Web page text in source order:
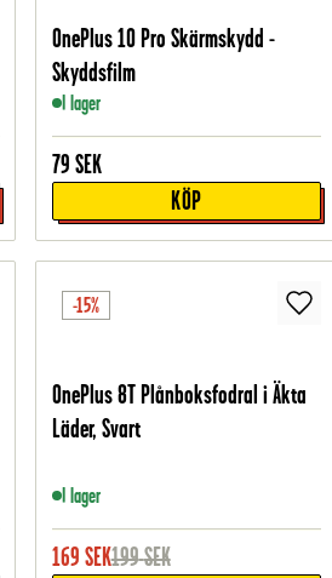
OnePlus 10 Pro Skärmskydd -
Skyddsfilm
I lager
79 SEK
KÖP
-15%
OnePlus 8T Plånboksfodral i Äkta
Läder, Svart
I lager
169 SEK199SEK